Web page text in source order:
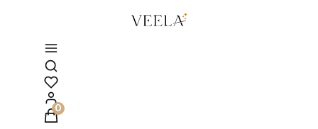
Otwórz wyszukiwarkę
Produkty w koszyku: 0. Zobacz szczegóły